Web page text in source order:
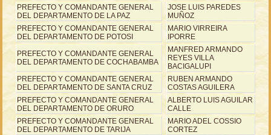
PREFECTO Y COMANDANTE GENERAL
DEL DEPARTAMENTO DE LA PAZ
JOSE LUIS PAREDES
MUÑOZ
PREFECTO Y COMANDANTE GENERAL
DEL DEPARTAMENTO DE POTOSI
MARIO VIRREIRA
IPORRE
PREFECTO Y COMANDANTE GENERAL
DEL DEPARTAMENTO DE COCHABAMBA
MANFRED ARMANDO
REYES VILLA
BACIGALUPI
PREFECTO Y COMANDANTE GENERAL
DEL DEPARTAMENTO DE SANTA CRUZ
RUBEN ARMANDO
COSTAS AGUILERA
PREFECTO Y COMANDANTE GENERAL
DEL DEPARTAMENTO DE ORURO
ALBERTO LUIS AGUILAR
CALLE
PREFECTO Y COMANDANTE GENERAL
DEL DEPARTAMENTO DE TARIJA
MARIO ADEL COSSIO
CORTEZ